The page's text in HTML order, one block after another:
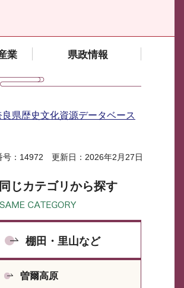
業 県政情報
良県歴史文化資源データベース
号：14972 更新日：2026年2月27日
同じカテゴリから探す
棚田・里山など
曽爾高原